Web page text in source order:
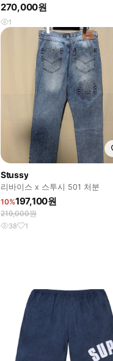
270,000원
1
Stussy
리바이스 x 스투시 501 처분
10%197,100원
219,000원
38 1